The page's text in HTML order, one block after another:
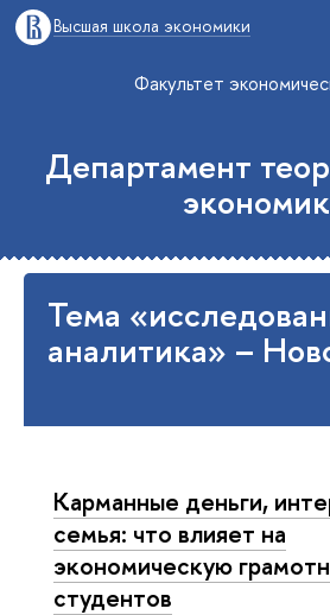
Высшая школа экономики
Факультет
Департамент
Тема
аналитика» –
Карманные деньги,
семья: что влияет на
экономическую
студентов